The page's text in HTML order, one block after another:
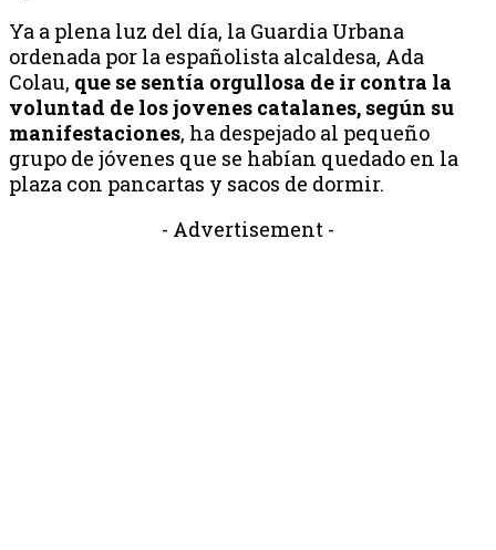
Ya a plena luz del día, la Guardia Urbana
ordenada por la españolista alcaldesa, Ada
Colau, que se sentía orgullosa de ir contra la
voluntad de los jovenes catalanes, según su
manifestaciones, ha despejado al pequeño
grupo de jóvenes que se habían quedado en la
plaza con pancartas y sacos de dormir.
- Advertisement -